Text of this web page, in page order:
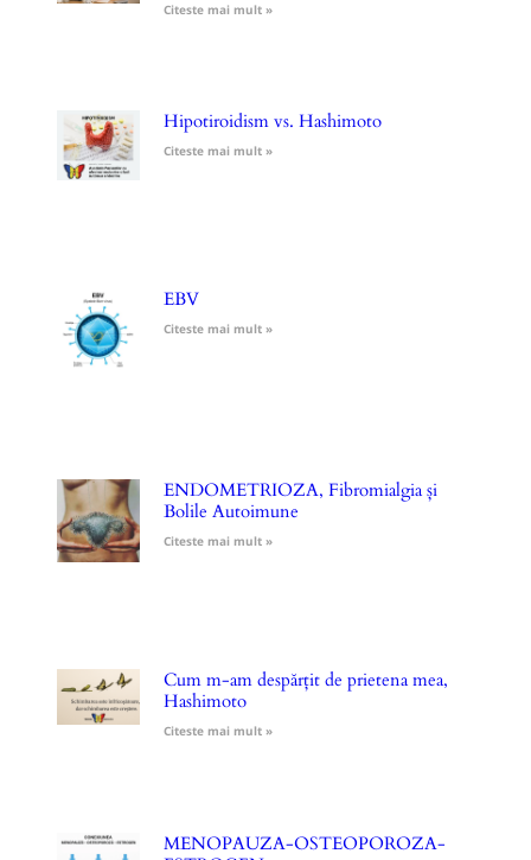
Citeste mai mult »
Hipotiroidism vs. Hashimoto
Citeste mai mult »
EBV
Citeste mai mult »
ENDOMETRIOZA, Fibromialgia și
Bolile Autoimune
Citeste mai mult »
Cum m-am despărțit de prietena mea,
Hashimoto
Citeste mai mult »
MENOPAUZA-OSTEOPOROZA-